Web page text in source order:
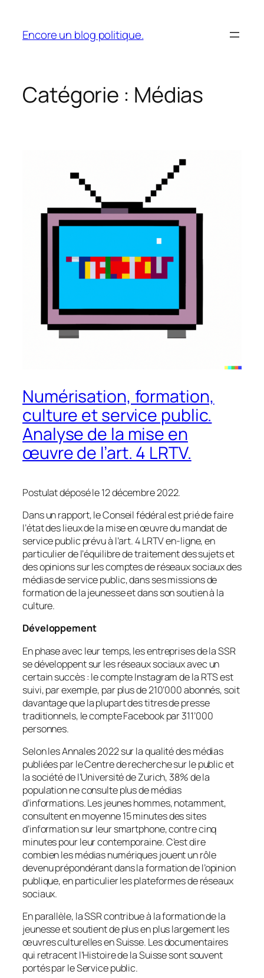
contenu
Encore un blog politique.
Catégorie : Médias
Numérisation, formation,
culture et service public.
Analyse de la mise en
œuvre de l’art. 4 LRTV.
Postulat déposé le 12 décembre 2022.
Dans un rapport, le Conseil fédéral est prié de faire
l’état des lieux de la mise en œuvre du mandat de
service public prévu à l’art. 4 LRTV en-ligne, en
particulier de l’équilibre de traitement des sujets et
des opinions sur les comptes de réseaux sociaux des
médias de service public, dans ses missions de
formation de la jeunesse et dans son soutien à la
culture.
Développement
En phase avec leur temps, les entreprises de la SSR
se développent sur les réseaux sociaux avec un
certain succès : le compte Instagram de la RTS est
suivi, par exemple, par plus de 210’000 abonnés, soit
davantage que la plupart des titres de presse
traditionnels, le compte Facebook par 311’000
personnes.
Selon les Annales 2022 sur la qualité des médias
publiées par le Centre de recherche sur le public et
la société de l’Université de Zurich, 38% de la
population ne consulte plus de médias
d’informations. Les jeunes hommes, notamment,
consultent en moyenne 15 minutes des sites
d’information sur leur smartphone, contre cinq
minutes pour leur contemporaine. C’est dire
combien les médias numériques jouent un rôle
devenu prépondérant dans la formation de l’opinion
publique, en particulier les plateformes de réseaux
sociaux.
En parallèle, la SSR contribue à la formation de la
jeunesse et soutient de plus en plus largement les
œuvres culturelles en Suisse. Les documentaires
qui retracent l’Histoire de la Suisse sont souvent
portés par le Service public.